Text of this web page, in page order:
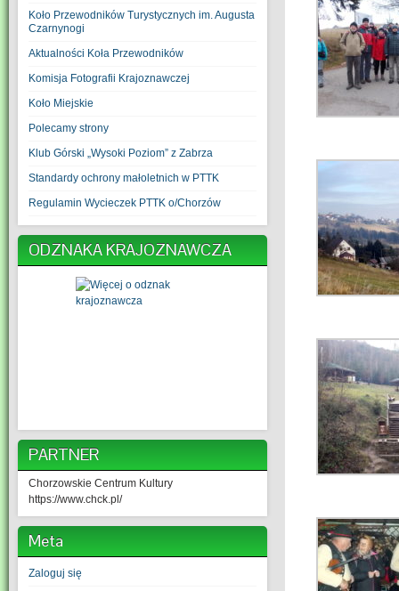
Koło Przewodników Turystycznych im. Augusta
Czarnynogi
Aktualności Koła Przewodników
Komisja Fotografii Krajoznawczej
Koło Miejskie
Polecamy strony
Klub Górski „Wysoki Poziom” z Zabrza
Standardy ochrony małoletnich w PTTK
Regulamin Wycieczek PTTK o/Chorzów
ODZNAKA KRAJOZNAWCZA
PARTNER
Chorzowskie Centrum Kultury
https://www.chck.pl/
Meta
Zaloguj się